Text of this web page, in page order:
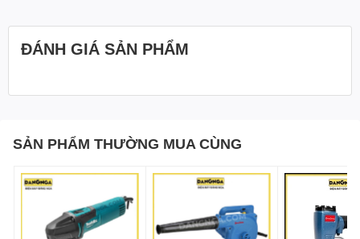
ĐÁNH GIÁ SẢN PHẨM
SẢN PHẨM THƯỜNG MUA CÙNG